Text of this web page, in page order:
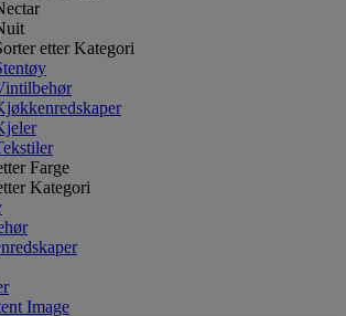
etter Kategori
Farge
Kategori